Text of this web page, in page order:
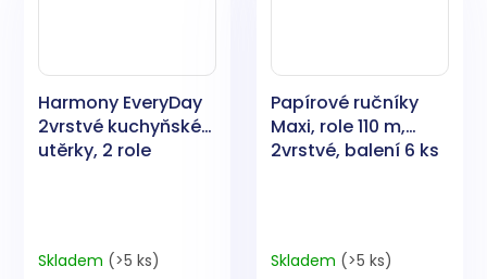
Harmony EveryDay
2vrstvé kuchyňské
utěrky, 2 role
Skladem (>5 ks)
Papírové ručníky
Maxi, role 110 m,
2vrstvé, balení 6 ks
Skladem (>5 ks)